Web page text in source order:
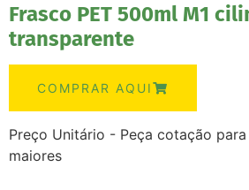
Frasco PET 500ml M1
transparente
COMPRAR AQUI
Preço Unitário - Peça cotação
maiores